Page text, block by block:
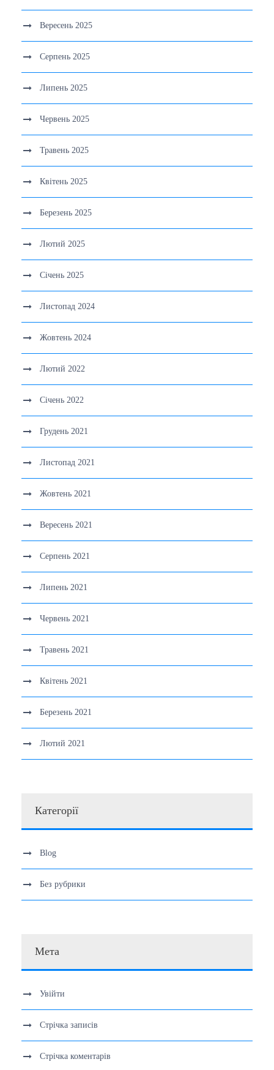
Вересень 2025
Серпень 2025
Липень 2025
Червень 2025
Травень 2025
Квітень 2025
Березень 2025
Лютий 2025
Січень 2025
Листопад 2024
Жовтень 2024
Лютий 2022
Січень 2022
Грудень 2021
Листопад 2021
Жовтень 2021
Вересень 2021
Серпень 2021
Липень 2021
Червень 2021
Травень 2021
Квітень 2021
Березень 2021
Лютий 2021
Категорії
Blog
Без рубрики
Мета
Увійти
Стрічка записів
Стрічка коментарів